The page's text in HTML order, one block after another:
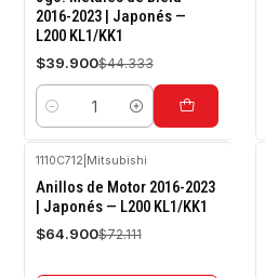
OFF
2016-2023 | Japonés —
L200 KL1/KK1
$39.900$44.333
Cantidad
-10%
OFF
1110C712 Mitsubishi
Anillos de Motor 2016-2023
| Japonés — L200 KL1/KK1
$64.900$72.111